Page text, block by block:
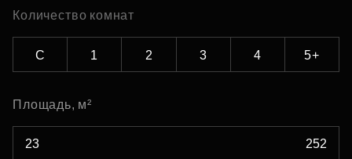
Количество комнат
С 1 2 3 4 5+
Площадь, м²